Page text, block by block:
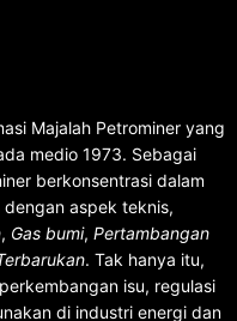
Majalah Petrominer yang
medio 1973. Sebagai
berkonsentrasi dalam
aspek teknis,
, Gas bumi, Pertambangan
. Tak hanya itu,
isu, regulasi
di industri energi dan